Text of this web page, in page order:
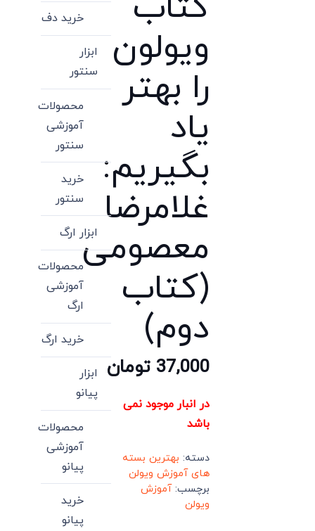
ویولون
را بهتر
یاد
بگیریم:
غلامرضا
معصومی
(کتاب
دوم)
37,000 تومان
در انبار موجود نمی
باشد
دسته: بهترین بسته
های آموزش ویولن
برچسب:آموزش
ویولن
خرید دف
ابزار
سنتور
محصولات
آموزشی
سنتور
خرید
سنتور
ابزار ارگ
محصولات
آموزشی
ارگ
خرید ارگ
ابزار
پیانو
محصولات
آموزشی
پیانو
خرید
پیانو